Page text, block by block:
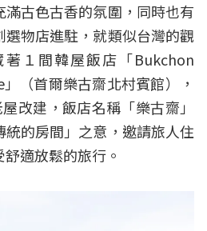
古色古香的氛圍，同時也有
物店進駐，就類似台灣的觀
１間韓屋飯店「Bukchon
（首爾樂古齋北村賓館），
改建，飯店名稱「樂古齋」
的房間」之意，邀請旅人住
適放鬆的旅行。